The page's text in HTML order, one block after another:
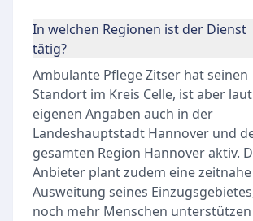
In welchen Regionen ist der Dienst
tätig?
Ambulante Pflege Zitser hat seinen
Standort im Kreis Celle, ist aber laut
eigenen Angaben auch in der
Landeshauptstadt Hannover und
gesamten Region Hannover aktiv.
Anbieter plant zudem eine zeitnahe
Ausweitung seines
noch mehr Menschen unterstützen